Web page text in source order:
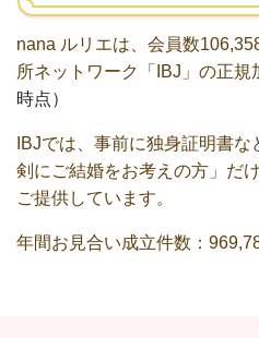
nana ルリエは、会員数
所ネットワーク「IBJ」の正規
時点）
IBJでは、事前に独身証明書
剣にご結婚をお考えの方」だ
ご提供しています。
年間お見合い成立件数：